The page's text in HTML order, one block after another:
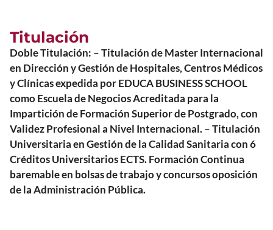
Titulación
Doble Titulación: – Titulación de Master Internacional
en Dirección y Gestión de Hospitales, Centros Médicos
y Clínicas expedida por EDUCA BUSINESS SCHOOL
como Escuela de Negocios Acreditada para la
Impartición de Formación Superior de Postgrado, con
Validez Profesional a Nivel Internacional. – Titulación
Universitaria en Gestión de la Calidad Sanitaria con 6
Créditos Universitarios ECTS. Formación Continua
baremable en bolsas de trabajo y concursos oposición
de la Administración Pública.